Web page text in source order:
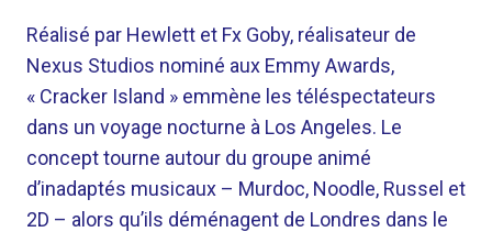
Réalisé par Hewlett et Fx Goby, réalisateur de
Nexus Studios nominé aux Emmy Awards,
« Cracker Island » emmène les téléspectateurs
dans un voyage nocturne à Los Angeles. Le
concept tourne autour du groupe animé
d’inadaptés musicaux – Murdoc, Noodle, Russel et
2D – alors qu’ils déménagent de Londres dans le